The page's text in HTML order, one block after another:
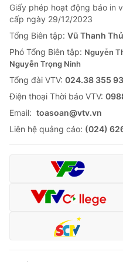
Sản phẩm
Thị trường
Tư vấn
Lịch phát sóng
Chuyên mục khác
Emagazine
Photo
VTV Money
VTV Sức khoẻ
Giấy phép hoạt động báo in
cấp ngày 29/12/2023
Tổng Biên tập: Vũ Thanh
Phó Tổng Biên tập: Nguyễn
Nguyễn Trọng Ninh
Tổng đài VTV: 024.38 355
Ðiện thoại Thời báo VTV:
Email: toasoan@vtv.vn
Liên hệ quảng cáo: (024)